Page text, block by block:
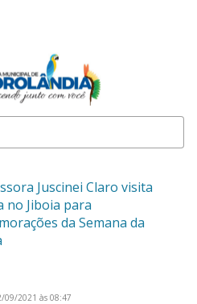
Juscinei Claro visita
no Jiboia para
da Semana da
09/2021 às 08:47